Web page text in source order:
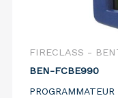
FIRECLASS -
BEN-FCBE990